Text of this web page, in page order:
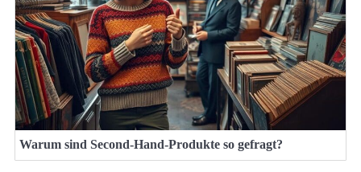
Warum sind Second-Hand-Produkte so gefragt?